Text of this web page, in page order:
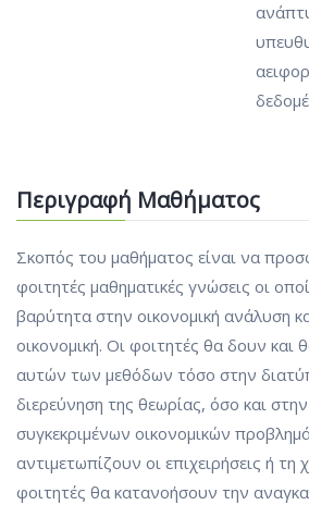
Περιγραφή Μαθήματος
Σκοπός του μαθήματος είναι να
φοιτητές μαθηματικές γνώσεις οι
βαρύτητα στην οικονομική ανάλυση
οικονομική. Οι φοιτητές θα δουν και
αυτών των μεθόδων τόσο στην
διερεύνηση της θεωρίας, όσο και
συγκεκριμένων οικονομικών
αντιμετωπίζουν οι επιχειρήσεις ή τη
φοιτητές θα κατανοήσουν την